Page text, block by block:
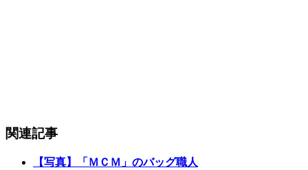
関連記事
【写真】「ＭＣＭ」のバッグ職人